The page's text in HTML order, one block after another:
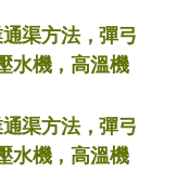
渠方法，彈弓
水機，高溫機
渠方法，彈弓
水機，高溫機